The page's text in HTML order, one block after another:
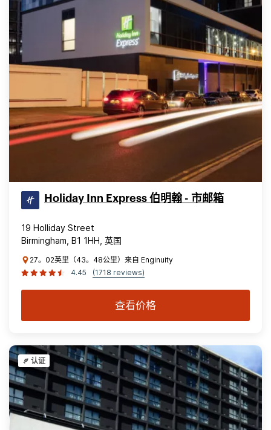
Holiday Inn Express 伯明翰 - 市邮箱
19 Holliday Street
Birmingham, B1 1HH, 英国
27。02英里（43。48公里）来自 Enginuity
4.45
(1718 reviews)
查看价格
认证